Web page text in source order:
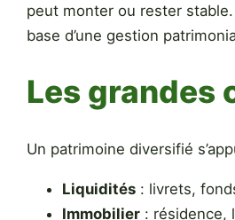
peut monter ou rester
base d’une gestion
Les grandes
Un patrimoine diversifié
Liquidités : livrets,
Immobilier : résidence,